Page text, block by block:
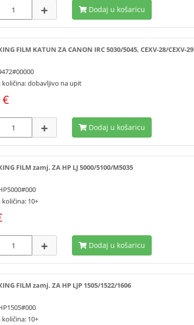
Dodaj u košaricu
FILM KATUN ZA CANON IRC 5030/5045, CEXV-28/CEXV-29
količina: dobavljivo na upit
€
Dodaj u košaricu
FILM zamj. ZA HP LJ 5000/5100/M5035
10+
Dodaj u košaricu
FILM zamj. ZA HP LJP 1505/1522/1606
10+